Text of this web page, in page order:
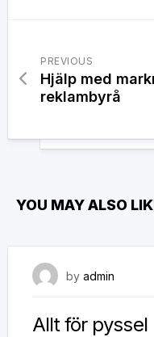
PREVIOUS
Hjälp med
reklambyrå
YOU MAY ALSO
by admin
Allt för pyssel